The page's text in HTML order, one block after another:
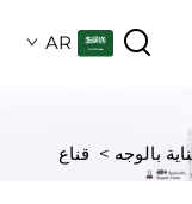
AR
بالوجه > قناع